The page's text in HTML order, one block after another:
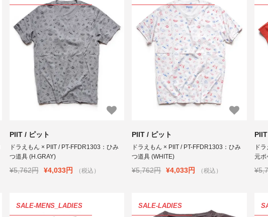
PIIT / ピット
ドラえもん × PIIT / PT-FFDR1303：ひみ
つ道具 (H.GRAY)
¥5,762円 ¥4,033円 （税込）
PIIT / ピット
ドラえもん × PIIT / PT-FFDR1303：ひみ
つ道具 (WHITE)
¥5,762円 ¥4,033円 （税込）
ド
元
SALE-MENS_LADIES SALE-LADIES